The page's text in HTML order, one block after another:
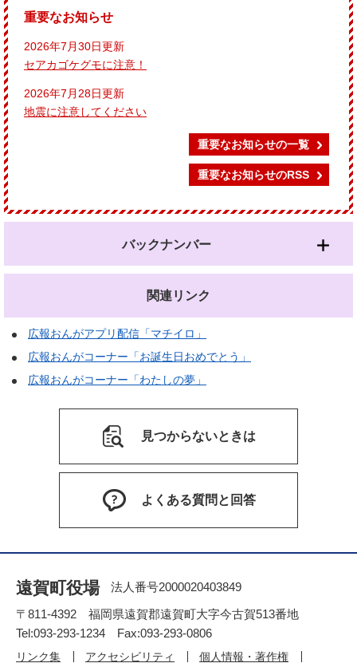
重要なお知らせ
2026年7月30日更新
セアカゴケグモに注意！
2026年7月28日更新
地震に注意してください
重要なお知らせの一覧
重要なお知らせのRSS
バックナンバー
関連リンク
広報おんがアプリ配信「マチイロ」
広報おんがコーナー「お誕生日おめでとう」
広報おんがコーナー「わたしの夢」
見つからないときは
よくある質問と回答
遠賀町役場
法人番号2000020403849
〒811-4392 福岡県遠賀郡遠賀町大字今古賀513番地
Tel:093-293-1234 Fax:093-293-0806
リンク集 アクセシビリティ 個人情報・著作権